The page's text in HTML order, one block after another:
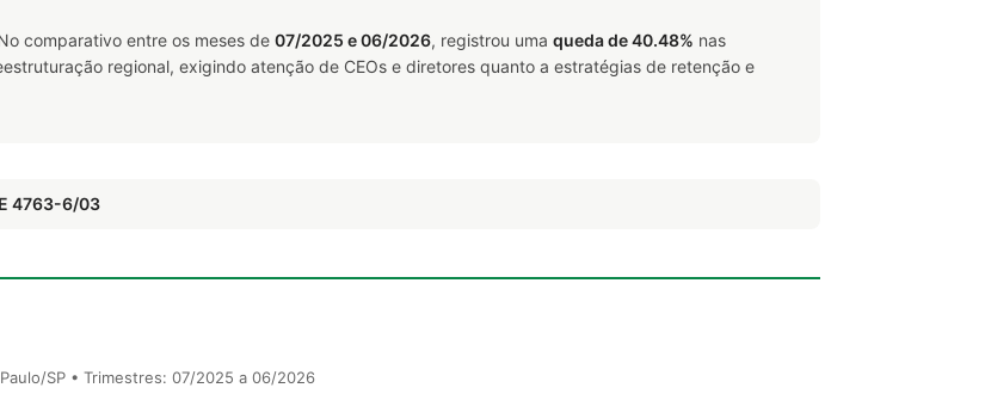
comparativo entre os meses de 07/2025 e 06/2026, registrou uma queda de 40.48% nas
regional, exigindo atenção de CEOs e diretores quanto a estratégias de retenção e
4763-6/03
SP • Trimestres: 07/2025 a 06/2026